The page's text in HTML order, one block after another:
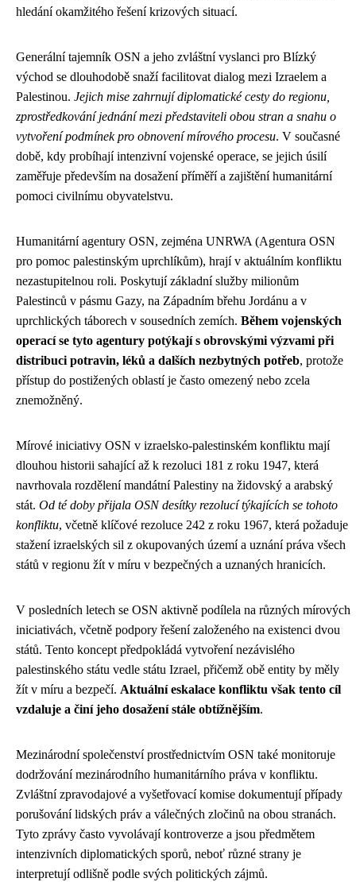
hledání okamžitého řešení krizových situací.
Generální tajemník OSN a jeho zvláštní vyslanci pro Blízký
východ se dlouhodobě snaží facilitovat dialog mezi Izraelem a
Palestinou. Jejich mise zahrnují diplomatické cesty do regionu,
zprostředkování jednání mezi představiteli obou stran a snahu o
vytvoření podmínek pro obnovení mírového procesu. V současné
době, kdy probíhají intenzivní vojenské operace, se jejich úsilí
zaměřuje především na dosažení příměří a zajištění humanitární
pomoci civilnímu obyvatelstvu.
Humanitární agentury OSN, zejména UNRWA (Agentura OSN
pro pomoc palestinským uprchlíkům), hrají v aktuálním konfliktu
nezastupitelnou roli. Poskytují základní služby milionům
Palestinců v pásmu Gazy, na Západním břehu Jordánu a v
uprchlických táborech v sousedních zemích. Během vojenských
operací se tyto agentury potýkají s obrovskými výzvami při
distribuci potravin, léků a dalších nezbytných potřeb, protože
přístup do postižených oblastí je často omezený nebo zcela
znemožněný.
Mírové iniciativy OSN v izraelsko-palestinském konfliktu mají
dlouhou historii sahající až k rezoluci 181 z roku 1947, která
navrhovala rozdělení mandátní Palestiny na židovský a arabský
stát. Od té doby přijala OSN desítky rezolucí týkajících se tohoto
konfliktu, včetně klíčové rezoluce 242 z roku 1967, která požaduje
stažení izraelských sil z okupovaných území a uznání práva všech
států v regionu žít v míru v bezpečných a uznaných hranicích.
V posledních letech se OSN aktivně podílela na různých mírových
iniciativách, včetně podpory řešení založeného na existenci dvou
států. Tento koncept předpokládá vytvoření nezávislého
palestinského státu vedle státu Izrael, přičemž obě entity by měly
žít v míru a bezpečí. Aktuální eskalace konfliktu však tento cíl
vzdaluje a činí jeho dosažení stále obtížnějším.
Mezinárodní společenství prostřednictvím OSN také monitoruje
dodržování mezinárodního humanitárního práva v konfliktu.
Zvláštní zpravodajové a vyšetřovací komise dokumentují případy
porušování lidských práv a válečných zločinů na obou stranách.
Tyto zprávy často vyvolávají kontroverze a jsou předmětem
intenzivních diplomatických sporů, neboť různé strany je
interpretují odlišně podle svých politických zájmů.